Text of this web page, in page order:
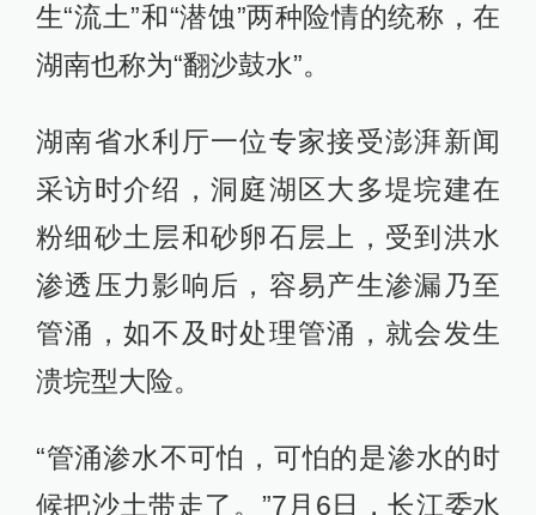
生“流土”和“潜蚀”两种险情的统称，在
湖南也称为“翻沙鼓水”。
湖南省水利厅一位专家接受澎湃新闻
采访时介绍，洞庭湖区大多堤垸建在
粉细砂土层和砂卵石层上，受到洪水
渗透压力影响后，容易产生渗漏乃至
管涌，如不及时处理管涌，就会发生
溃垸型大险。
“管涌渗水不可怕，可怕的是渗水的时
候把沙土带走了。”7月6日，长江委水